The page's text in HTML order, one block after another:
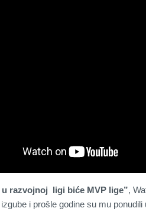
u razvojnoj ligi biće MVP lige”,
i prošle godine su mu